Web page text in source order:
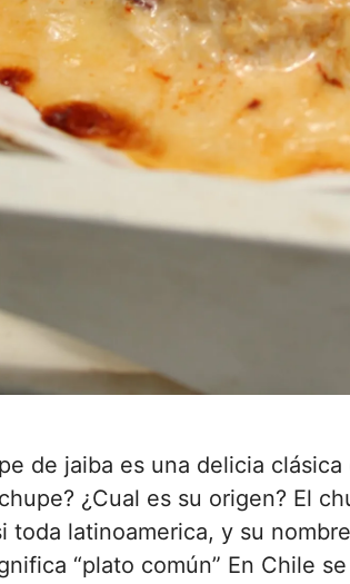
de jaiba es una delicia
¿Cual es su origen? El
toda latinoamerica, y su
“plato común” En Chile